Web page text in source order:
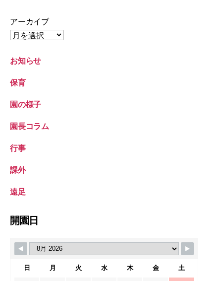
アーカイブ
お知らせ
保育
園の様子
園長コラム
行事
課外
遠足
開園日
日 月 火 水 木 金 土